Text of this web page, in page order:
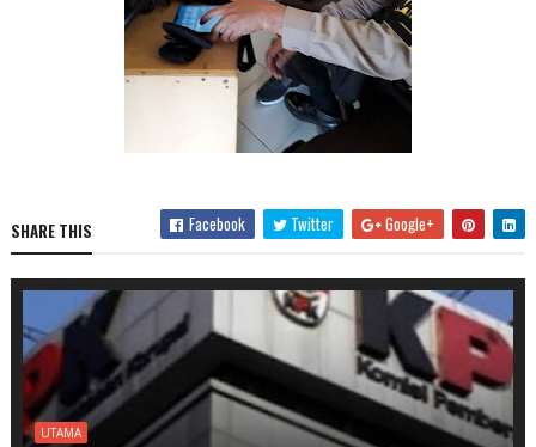
SHARE THIS Facebook Twitter Google+
UTAMA